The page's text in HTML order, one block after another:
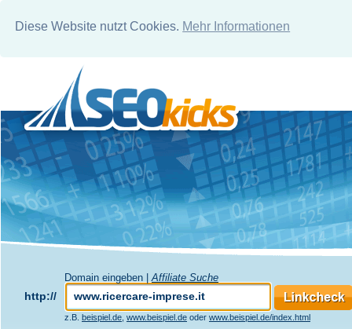
Diese Website nutzt Cookies. Mehr Informationen
Domain eingeben | Affiliate Suche
http://
z.B. beispiel.de www.beispiel.de oder www.beispiel.de/index.html